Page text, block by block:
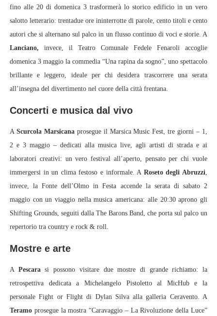
fino alle 20 di domenica 3 trasformerà lo storico edificio in un vero
salotto letterario: trentadue ore ininterrotte di parole, cento titoli e cento
autori che si alternano sul palco in un flusso continuo di voci e storie. A
Lanciano, invece, il Teatro Comunale Fedele Fenaroli accoglie
domenica 3 maggio la commedia “Una rapina da sogno”, uno spettacolo
brillante e leggero, ideale per chi desidera trascorrere una serata
all’insegna del divertimento nel cuore della città frentana.
Concerti e musica dal vivo
A Scurcola Marsicanaprosegue il Marsica Music Fest, tre giorni – 1,
2 e 3 maggio – dedicati alla musica live, agli artisti di strada e ai
laboratori creativi: un vero festival all’aperto, pensato per chi vuole
immergersi in un clima festoso e informale. A Roseto degli Abruzzi
invece, la Fonte dell’Olmo in Festa accende la serata di sabato 2
maggio con un viaggio nella musica americana: alle 20:30 aprono gli
Shifting Grounds, seguiti dalla The Barons Band, che porta sul palco un
repertorio tra country e rock & roll.
Mostre e arte
A Pescarasi possono visitare due mostre di grande richiamo: la
retrospettiva dedicata a Michelangelo Pistoletto al MicHub e la
personale Fight or Flight di Dylan Silva alla galleria Ceravento. A
Teramo prosegue la mostra “Caravaggio – La Rivoluzione della Luce”